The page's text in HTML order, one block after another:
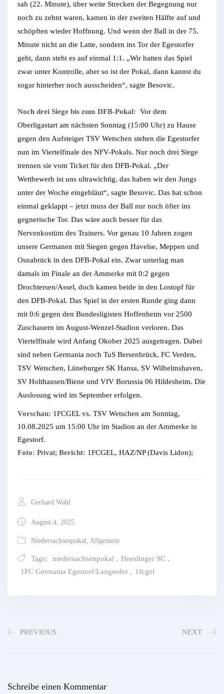
sah (22. Minute), über weite Strecken der Begegnung nur
noch zu zehnt waren, kamen in der zweiten Hälfte auf und
schöpften wieder Hoffnung. Und wenn der Ball in der 75.
Minute nicht an die Latte, sondern ins Tor der Egestorfer
geht, dann steht es auf einmal 1:1. „Wir hatten das Spiel
zwar unter Kontrolle, aber so ist der Pokal, dann kannst du
sogar hinterher noch ausscheiden“, sagte Besovic.
Noch drei Siege bis zum DFB-Pokal: Vor dem
Oberligastart am nächsten Sonntag (15:00 Uhr) zu Hause
gegen den Aufsteiger TSV Wetschen stehen die Egestorfer
nun im Viertelfinale des NFV-Pokals. Nur noch drei Siege
trennen sie vom Ticket für den DFB-Pokal. „Der
Wettbewerb ist uns ultrawichtig, das haben wir den Jungs
unter der Woche eingebläut“, sagte Besovic. Das hat schon
einmal geklappt – jetzt muss der Ball nur noch öfter ins
gegnerische Tor. Das wäre auch besser für das
Nervenkostüm des Trainers. Vor genau 10 Jahren zogen
unsere Germanen mit Siegen gegen Havelse, Meppen und
Osnabrück in den DFB-Pokal ein. Zwar unterlag man
damals im Finale an der Ammerke mit 0:2 gegen
Drochtersen/Assel, doch kamen beide in den Lostopf für
den DFB-Pokal. Das Spiel in der ersten Runde ging dann
mit 0:6 gegen den Bundesligisten Hoffenheim vor 2500
Zuschauern im August-Wenzel-Stadion verloren. Das
Viertelfinale wird Anfang Okober 2025 ausgetragen. Dabei
sind neben Germania noch TuS Bersenbrück, FC Verden,
TSV Wetschen, Lüneburger SK Hansa, SV Wilhelmshaven,
SV Holthausen/Biene und VfV Borussia 06 Hildesheim. Die
Auslosung wird im September erfolgen.
Vorschau: 1FCGEL vs. TSV Wetschen am Sonntag,
10.08.2025 um 15:00 Uhr im Stadion an der Ammerke in
Egestorf.
Foto: Privat; Bericht: 1FCGEL, HAZ/NP (Davis Lidon);
Gerhard Wahl
August 4, 2025
Niedersachsenpokal Allgemein
Tags: niedersachsenpokal , Heeslinger SC ,
1FC Germania Egestorf/Langreder , 1fcgel
PREVIOUS NEXT
Schreibe einen Kommentar